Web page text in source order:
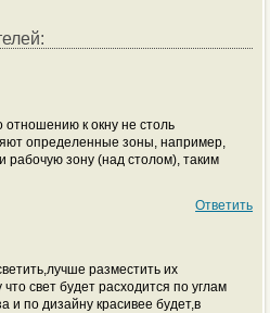
отношению к окну не столь
определенные зоны, например,
рабочую зону (над столом), таким
Ответить
разместить их
свет будет расходится по углам
и по дизайну красивее будет,в